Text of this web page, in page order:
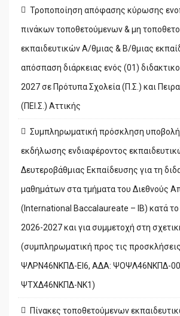
Τροποποίηση απόφασης κύρωσης
πινάκων τοποθετούμενων & μη
εκπαιδευτικών Α/θμιας & Β/θμιας
απόσπαση διάρκειας ενός (01)
2027 σε Πρότυπα Σχολεία (Π.Σ.) και
(ΠΕΙ.Σ.) Αττικής
Συμπληρωματική πρόσκληση
εκδήλωσης ενδιαφέροντος
Δευτεροβάθμιας Εκπαίδευσης για τη
μαθημάτων στα τμήματα του Διεθνούς
(International Baccalaureate – IB) κατά το
2026-2027 και για συμμετοχή στη
(συμπληρωματική προς τις
ΨΛΡΝ46ΝΚΠΔ-ΕΙ6, ΑΔΑ: ΨΟΨΛ46ΝΚΠΔ-
ΨΤΧΔ46ΝΚΠΔ-ΝΚ1)
Πίνακες τοποθετούμενων